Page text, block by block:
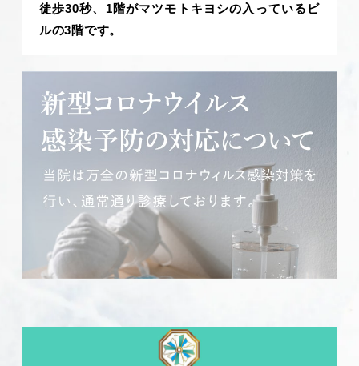
徒歩30秒、1階がマツモトキヨシの入っているビ
ルの3階です。